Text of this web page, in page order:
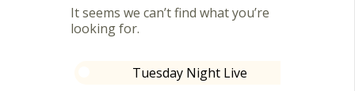
2001
ボリビアのトップミュージシャン、
人を集めたCD『ANDES〜アンデスの
It seems we can’t find what you’re
looking for.
Tuesday Night Live